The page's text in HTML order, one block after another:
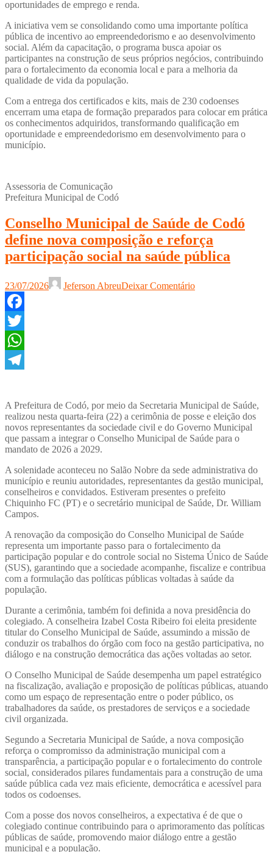
oportunidades de emprego e renda.
A iniciativa vem se consolidando como uma importante política
pública de incentivo ao empreendedorismo e ao desenvolvimento
social. Além da capacitação, o programa busca apoiar os
participantes na construção de seus próprios negócios, contribuindo
para o fortalecimento da economia local e para a melhoria da
qualidade de vida da população.
Com a entrega dos certificados e kits, mais de 230 codoenses
encerram uma etapa de formação preparados para colocar em prática
os conhecimentos adquiridos, transformando qualificação em
oportunidade e empreendedorismo em desenvolvimento para o
município.
Assessoria de Comunicação
Prefeitura Municipal de Codó
Conselho Municipal de Saúde de Codó
define nova composição e reforça
participação social na saúde pública
23/07/2026 Jeferson AbreuDeixar Comentário
Facebook
Twitter
WhatsApp
A Prefeitura de Codó, por meio da Secretaria Municipal de Saúde,
realizou nesta quarta-feira (22) a cerimônia de posse e eleição dos
novos representantes da sociedade civil e do Governo Municipal
que passam a integrar o Conselho Municipal de Saúde para o
mandato de 2026 a 2029.
A solenidade aconteceu no Salão Nobre da sede administrativa do
município e reuniu autoridades, representantes da gestão municipal,
conselheiros e convidados. Estiveram presentes o prefeito
Chiquinho FC (PT) e o secretário municipal de Saúde, Dr. William
Campos.
A renovação da composição do Conselho Municipal de Saúde
representa um importante passo para o fortalecimento da
participação popular e do controle social no Sistema Único de Saúde
(SUS), garantindo que a sociedade acompanhe, fiscalize e contribua
com a formulação das políticas públicas voltadas à saúde da
população.
Durante a cerimônia, também foi definida a nova presidência do
colegiado. A conselheira Izabel Costa Ribeiro foi eleita presidente
titular do Conselho Municipal de Saúde, assumindo a missão de
conduzir os trabalhos do órgão com foco na gestão participativa, no
diálogo e na construção democrática das ações voltadas ao setor.
O Conselho Municipal de Saúde desempenha um papel estratégico
na fiscalização, avaliação e proposição de políticas públicas, atuando
como um espaço de representação entre o poder público, os
trabalhadores da saúde, os prestadores de serviços e a sociedade
civil organizada.
Segundo a Secretaria Municipal de Saúde, a nova composição
reforça o compromisso da administração municipal com a
transparência, a participação popular e o fortalecimento do controle
social, considerados pilares fundamentais para a construção de uma
saúde pública cada vez mais eficiente, democrática e acessível para
todos os codoenses.
Com a posse dos novos conselheiros, a expectativa é de que o
colegiado continue contribuindo para o aprimoramento das políticas
públicas de saúde, promovendo maior diálogo entre a gestão
municipal e a população.